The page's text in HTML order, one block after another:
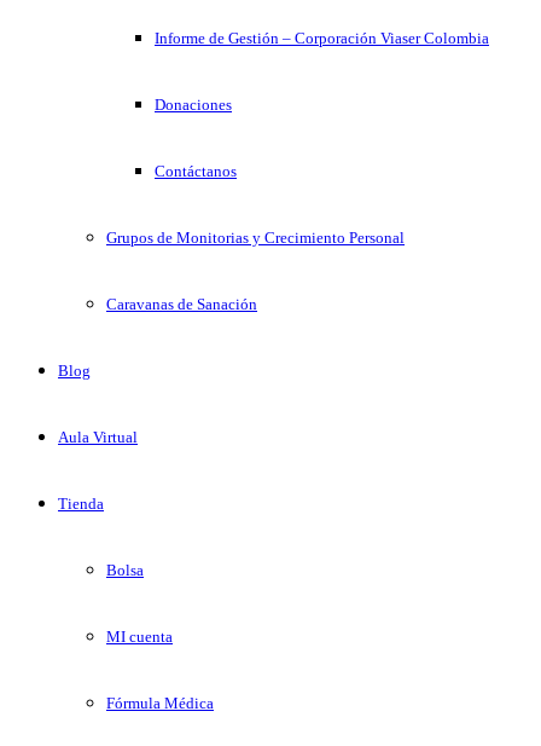
Informe de Gestión – Corporación Viaser Colombia
Donaciones
Contáctanos
Grupos de Monitorias y Crecimiento Personal
Caravanas de Sanación
Blog
Aula Virtual
Tienda
Bolsa
MI cuenta
Fórmula Médica